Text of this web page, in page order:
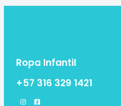
Ropa Infantil
+57 316 329 1421